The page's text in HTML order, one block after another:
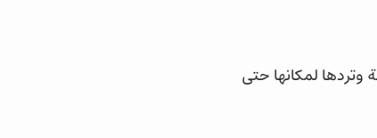
لمكانها حتى